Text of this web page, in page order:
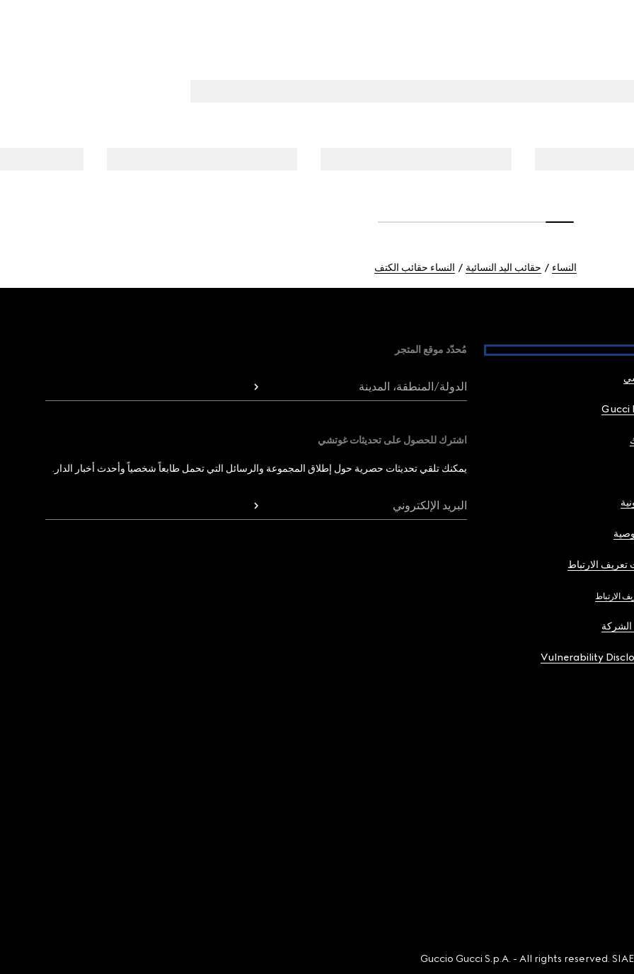
النساء حقائب اليد النسائية النساء حقائب الكتف
Gucci
الارتباط
الارتباط
Vulnerability
مُحدّد موقع المتجر
الدولة/المنطقة، المدينة
اشترك للحصول على تحديثات غوتشي
يمكنك تلقي تحديثات حصرية حول إطلاق المجموعة والرسائل التي تحمل طابعاً شخصياً وأحدث أخبار الدار.
البريد الإلكتروني